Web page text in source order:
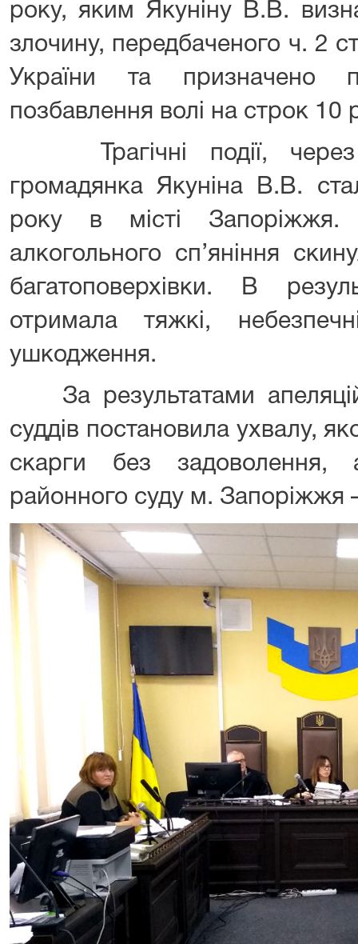
року, яким Якуніну В.В.
злочину, передбаченого ч. 2
України та призначено
позбавлення волі на строк 10
Трагічні події, через
громадянка Якуніна В.В.
року в місті
алкогольного сп’яніння
багатоповерхівки. В
отримала тяжкі,
ушкодження.
За результатами
суддів постановила ухвалу,
скарги без задоволення,
районного суду м. Запоріжжя